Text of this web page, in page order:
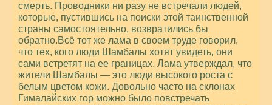
смерть. Проводники ни разу не встречали людей,
которые, пустившись на поиски этой таинственной
страны самостоятельно, возвратились бы
обратно.Всё тот же лама в своем труде говорил,
что тех, кого люди Шамбалы хотят увидеть, они
сами встретят на ее границах. Лама утверждал, что
жители Шамбалы — это люди высокого роста с
белым цветом кожи. Довольно часто на склонах
Гималайских гор можно было повстречать